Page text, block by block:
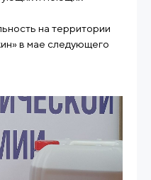
на территории
в мае следующего